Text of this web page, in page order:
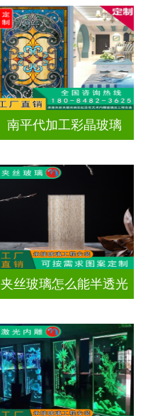
南平代加工彩晶玻璃
夹丝玻璃怎么能半透光